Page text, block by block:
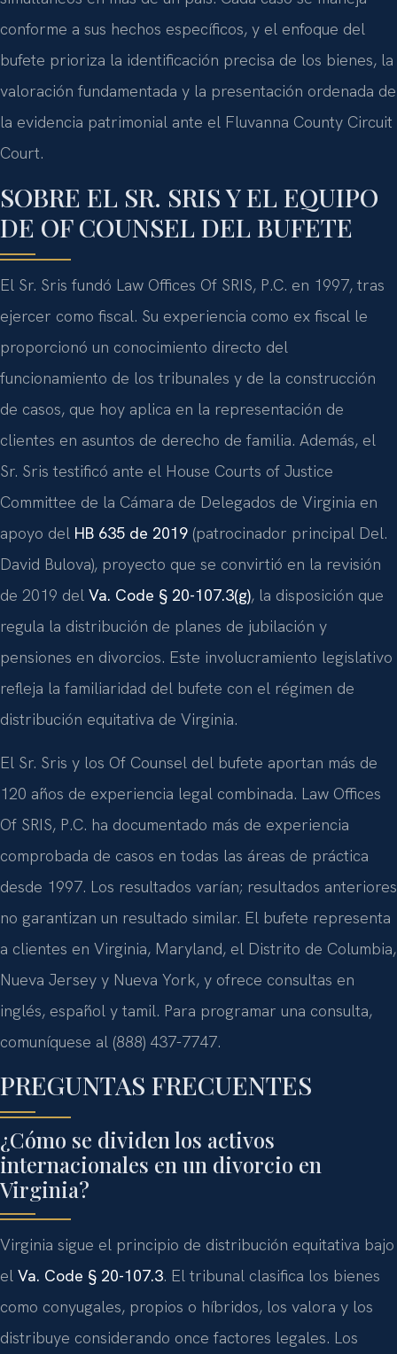
conforme a sus hechos específicos, y el enfoque del
bufete prioriza la identificación precisa de los bienes, la
valoración fundamentada y la presentación ordenada de
la evidencia patrimonial ante el Fluvanna County Circuit
Court.
SOBRE EL SR. SRIS Y EL EQUIPO
DE OF COUNSEL DEL BUFETE
El Sr. Sris fundó Law Offices Of SRIS, P.C. en 1997, tras
ejercer como fiscal. Su experiencia como ex fiscal le
proporcionó un conocimiento directo del
funcionamiento de los tribunales y de la construcción
de casos, que hoy aplica en la representación de
clientes en asuntos de derecho de familia. Además, el
Sr. Sris testificó ante el House Courts of Justice
Committee de la Cámara de Delegados de Virginia en
apoyo del HB 635 de 2019 (patrocinador principal Del.
David Bulova), proyecto que se convirtió en la revisión
de 2019 del Va. Code § 20-107.3(g), la disposición que
regula la distribución de planes de jubilación y
pensiones en divorcios. Este involucramiento legislativo
refleja la familiaridad del bufete con el régimen de
distribución equitativa de Virginia.
El Sr. Sris y los Of Counsel del bufete aportan más de
120 años de experiencia legal combinada. Law Offices
Of SRIS, P.C. ha documentado más de experiencia
comprobada de casos en todas las áreas de práctica
desde 1997. Los resultados varían; resultados anteriores
no garantizan un resultado similar. El bufete representa
a clientes en Virginia, Maryland, el Distrito de Columbia,
Nueva Jersey y Nueva York, y ofrece consultas en
inglés, español y tamil. Para programar una consulta,
comuníquese al (888) 437-7747.
PREGUNTAS FRECUENTES
¿Cómo se dividen los activos
internacionales en un divorcio en
Virginia?
Virginia sigue el principio de distribución equitativa bajo
el Va. Code § 20-107.3. El tribunal clasifica los bienes
como conyugales, propios o híbridos, los valora y los
distribuye considerando once factores legales. Los